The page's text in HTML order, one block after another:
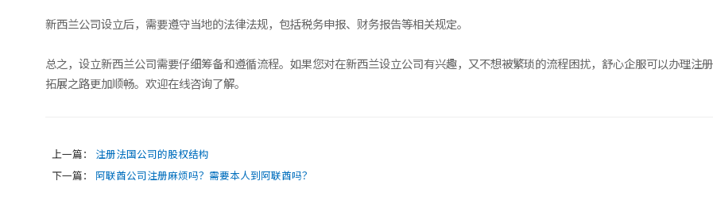
新西兰公司设立后，需要遵守当地的法律法规，包括税务申报、财务报告等相关规定。
总之，设立新西兰公司需要仔细筹备和遵循流程。如果您对在新西兰设立公司有兴趣，又不想被繁琐的流程困扰，舒心企服可以办理注
拓展之路更加顺畅。欢迎在线咨询了解。
上一篇：
注册法国公司的股权结构
下一篇：
阿联酋公司注册麻烦吗？需要本人到阿联酋吗？